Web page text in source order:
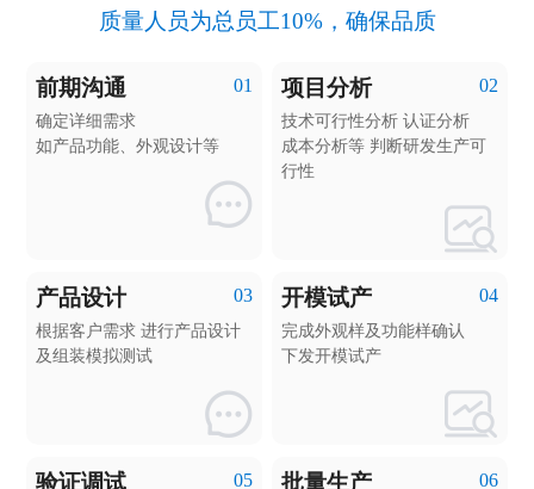
质量人员为总员工10%，确保品质
前期沟通 01
确定详细需求
如产品功能、外观设计等
项目分析 02
技术可行性分析 认证分析
成本分析等 判断研发生产可
行性
产品设计 03
根据客户需求 进行产品设计
及组装模拟测试
开模试产 04
完成外观样及功能样确认
下发开模试产
验证调试 05 批量生产 06